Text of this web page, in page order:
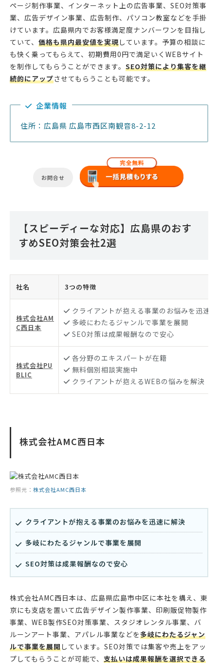
ページ制作事業、インターネット上の広告事業、SEO対策事
業、広告デザイン事業、広告制作、パソコン教室などを手掛
けています。広島県内でお客様満足度ナンバーワンを目指し
ていて、 価格も県内最安値を実現しています。予算の相談に
も快く乗ってもらえて、初期費用0円で満足いくWEBサイト
を制作してもらうことができます。 SEO対策により集客を継
続的にアップさせてもらうことも可能です。
企業情報
住所：広島県 広島市西区南観音8-2-12
お問合せ
【スピーディーな対応】広島県のおす
すめSEO対策会社2選
社名 3つの特徴
株式会社AM
C西日本
クライアントが抱える事業のお悩みを迅速
多岐にわたるジャンルで事業を展開
SEO対策は成果報酬なので安心
株式会社PU
BLIC
各分野のエキスパートが在籍
無料個別相談実施中
クライアントが抱えるWEBの悩みを解決
株式会社AMC西日本
参照元： 株式会社AMC西日本
クライアントが抱える事業のお悩みを迅速に解決
多岐にわたるジャンルで事業を展開
SEO対策は成果報酬なので安心
株式会社AMC西日本は、広島県広島市中区に本社を構え、東
京にも支店を置いて広告デザイン製作事業、印刷販促物製作
事業、WEB製作SEO対策事業、スタジオレンタル事業、バ
ルーンアート事業、アパレル事業などを多岐にわたるジャン
ルで事業を展開しています。SEO対策では集客や売上をアッ
プしてもらうことが可能で、 支払いは成果報酬を選択できる